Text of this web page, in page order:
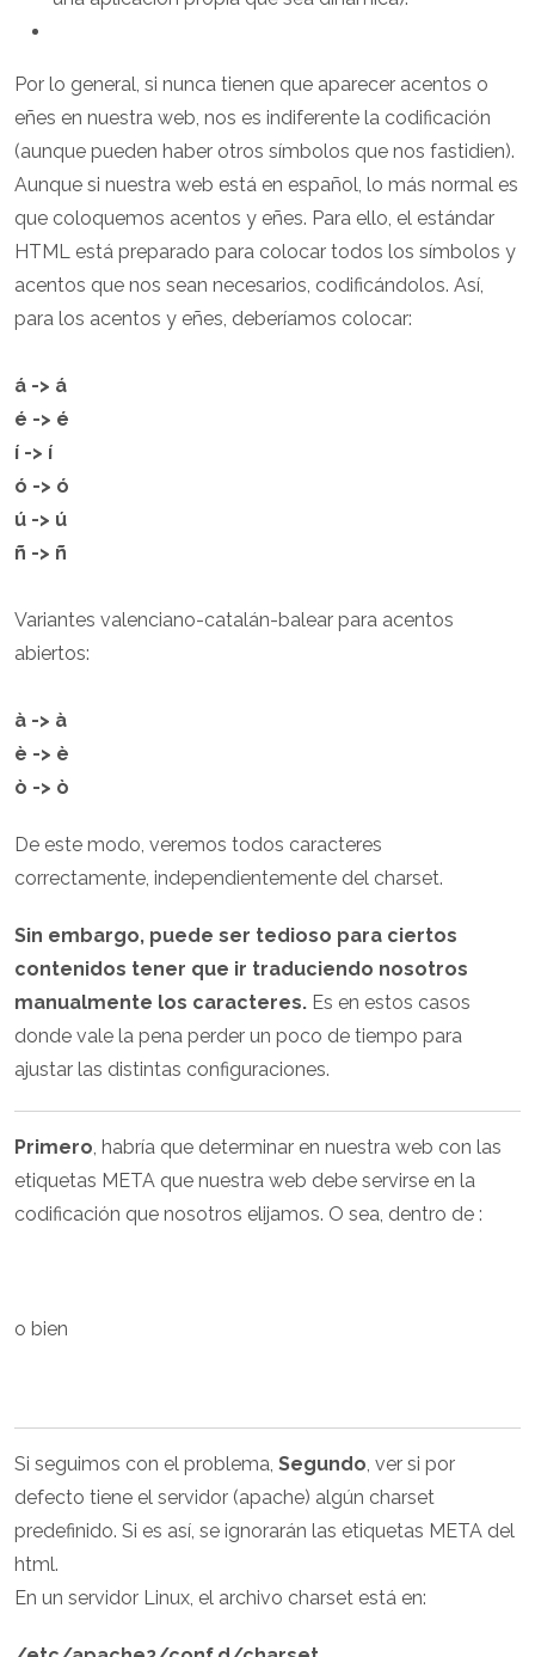
Por lo general, si nunca tienen que aparecer acentos o
eñes en nuestra web, nos es indiferente la codificación
(aunque pueden haber otros símbolos que nos fastidien).
Aunque si nuestra web está en español, lo más normal es
que coloquemos acentos y eñes. Para ello, el estándar
HTML está preparado para colocar todos los símbolos y
acentos que nos sean necesarios, codificándolos. Así,
para los acentos y eñes, deberíamos colocar:
á -> á
é -> é
í -> í
ó -> ó
ú -> ú
ñ -> ñ
Variantes valenciano-catalán-balear para acentos
abiertos:
à -> à
è -> è
ò -> ò
De este modo, veremos todos caracteres
correctamente, independientemente del charset.
Sin embargo, puede ser tedioso para ciertos
contenidos tener que ir traduciendo nosotros
manualmente los caracteres. Es en estos casos
donde vale la pena perder un poco de tiempo para
ajustar las distintas configuraciones.
Primero, habría que determinar en nuestra web con las
etiquetas META que nuestra web debe servirse en la
codificación que nosotros elijamos. O sea, dentro de :
o bien
Si seguimos con el problema, Segundo, ver si por
defecto tiene el servidor (apache) algún charset
predefinido. Si es así, se ignorarán las etiquetas META del
html.
En un servidor Linux, el archivo charset está en: